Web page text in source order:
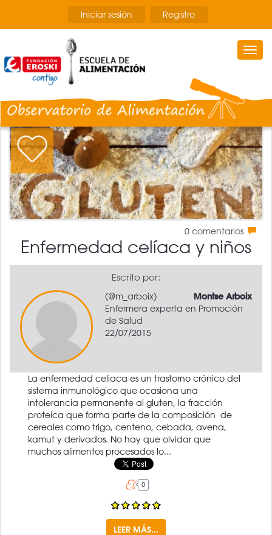
contenido
Iniciar sesión Registro
0 comentarios
Enfermedad celíaca y niños
Escrito por:
Montse Arboix
(@m_arboix)
Enfermera experta en Promoción
de Salud
22/07/2015
La enfermedad celiaca es un trastorno crónico del
sistema inmunológico que ocasiona una
intolerancia permanente al gluten, la fracción
proteica que forma parte de la composición de
cereales como trigo, centeno, cebada, avena,
kamut y derivados. No hay que olvidar que
muchos alimentos procesados lo...
LEER MÁS...